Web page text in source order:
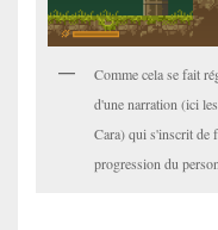
Comme cela se fait
d'une narration (ici
Cara) qui s'inscrit de
progression du